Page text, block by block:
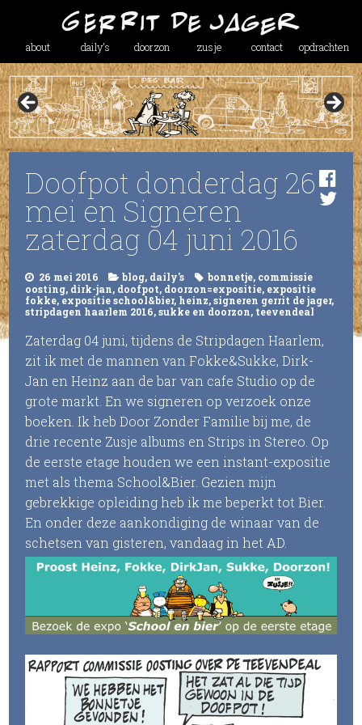
about daily’s doorzon zusje contact opdrachten
Doofpot donderdag 26
mei en Signeren
zaterdag 04 juni 2016
26 mei 2016 blog, daily's bonnetje, commissie
oosting, dirk-jan, doofpot, doorzon=expositie, expositie
fokke, expositie school&bier, heinz,signeren gerrit de jager,
stripdagen haarlem 2016,sukke en doorzon, teevendeal
Zaterdag 04 juni, tijdens de Stripdagen Haarlem,
zit ik met de mannen van Fokke&Sukke, Dirk-
Jan en Heinz aan de bar van cafe Studio op de
grote markt. En we signeren op verzoek onze
boeken. Ik heb Door Zonder Familie bij me, de
drie recente Zusje albums en Strips in Stereo. Op
de eerste etage houden we een instant-expositie
met als thema School&Bier. Gezien mijn
gebrekkige opleiding heb ik me beperkt tot Bier.
En onder deze aankondiging de winaar van de
schetsen van gisteren, vandaag in het AD.